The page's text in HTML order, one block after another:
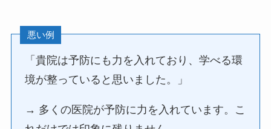
悪い例
「貴院は予防にも力を入れており、学べる環
境が整っていると思いました。」
→ 多くの医院が予防に力を入れています。こ